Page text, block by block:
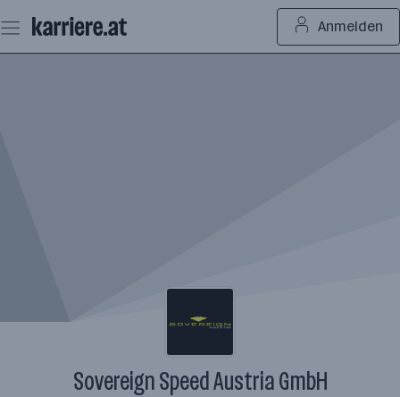
Seiteninhalt
springen
Anmelden
Sovereign Speed Austria GmbH